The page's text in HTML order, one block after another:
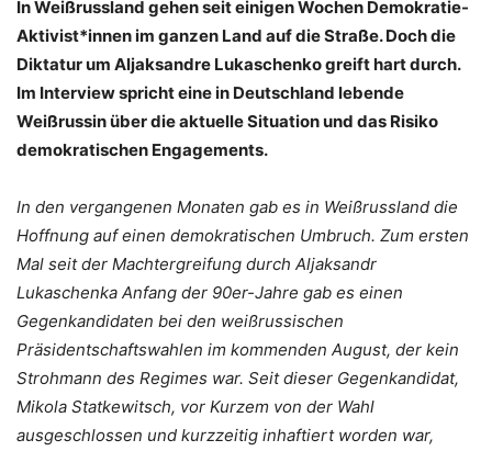
In Weißrussland gehen seit einigen Wochen Demokratie-
Aktivist*innen im ganzen Land auf die Straße. Doch die
Diktatur um Aljaksandre Lukaschenko greift hart durch.
Im Interview spricht eine in Deutschland lebende
Weißrussin über die aktuelle Situation und das Risiko
demokratischen Engagements.
In den vergangenen Monaten gab es in Weißrussland die
Hoffnung auf einen demokratischen Umbruch. Zum ersten
Mal seit der Machtergreifung durch Aljaksandr
Lukaschenka Anfang der 90er-Jahre gab es einen
Gegenkandidaten bei den weißrussischen
Präsidentschaftswahlen im kommenden August, der kein
Strohmann des Regimes war. Seit dieser Gegenkandidat,
Mikola Statkewitsch, vor Kurzem von der Wahl
ausgeschlossen und kurzzeitig inhaftiert worden war,